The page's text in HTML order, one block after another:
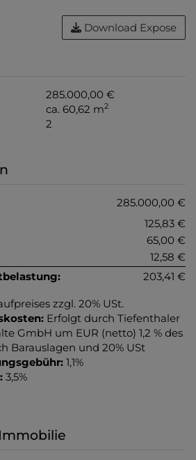
Download Expose
285.000,00 €
ca. 60,62 m2
2
285.000,00 €
125,83 €
65,00 €
12,58 €
203,41 €
zzgl. 20% USt.
Erfolgt durch Tiefenthaler
GmbH um EUR (netto) 1,2 % des
Barauslagen und 20% USt
1,1%
3,5%